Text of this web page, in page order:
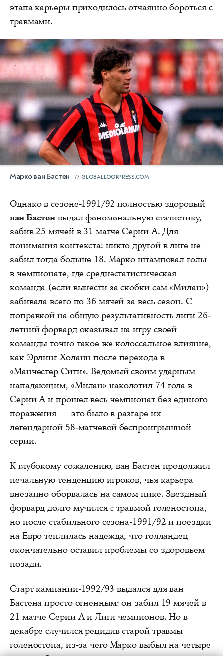
этапа карьеры приходилось отчаянно бороться с
травмами.
Марко ван Бастен GLOBALLOOKPRESS.COM
Однако в сезоне-1991/92 полностью здоровый
ван Бастен выдал феноменальную статистику,
забив 25 мячей в 31 матче Серии А. Для
понимания контекста: никто другой в лиге не
забил тогда больше 18. Марко штамповал голы
в чемпионате, где среднестатистическая
команда (если вынести за скобки сам «Милан»)
забивала всего по 36 мячей за весь сезон. С
поправкой на общую результативность лиги 26-
летний форвард оказывал на игру своей
команды точно такое же колоссальное влияние,
как Эрлинг Холанн после перехода в
«Манчестер Сити». Ведомый своим ударным
нападающим, «Милан» наколотил 74 гола в
Серии А и прошел весь чемпионат без единого
поражения — это было в разгаре их
легендарной 58-матчевой беспроигрышной
серии.
К глубокому сожалению, ван Бастен продолжил
печальную тенденцию игроков, чья карьера
внезапно оборвалась на самом пике. Звездный
форвард долго мучился с травмой голеностопа,
но после стабильного сезона-1991/92 и поездки
на Евро теплилась надежда, что голландец
окончательно оставил проблемы со здоровьем
позади.
Старт кампании-1992/93 выдался для ван
Бастена просто огненным: он забил 19 мячей в
21 матче Серии А и Лиги чемпионов. Но в
декабре случился рецидив старой травмы
голеностопа, из-за чего Марко выбыл на четыре